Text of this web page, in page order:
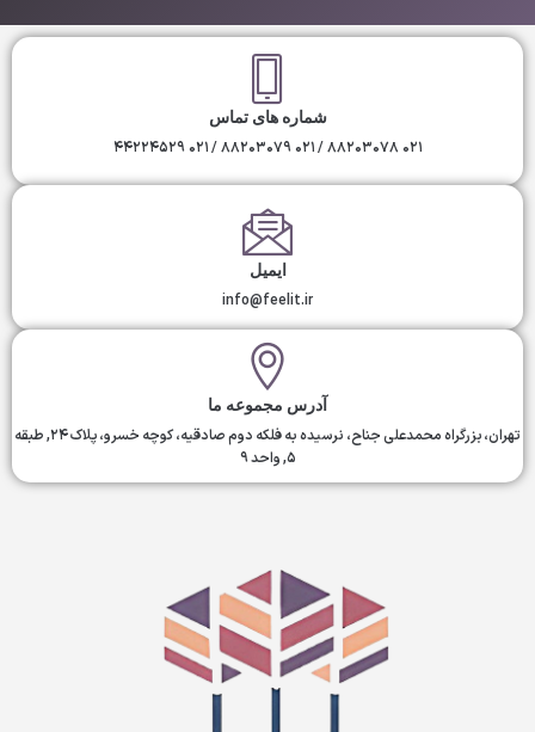
شماره های تماس
۰۲۱ ۸۸۲۰۳۰۷۸ / ۰۲۱ ۸۸۲۰۳۰۷۹ / ۰۲۱ ۴۴۲۲۴۵۲۹
ایمیل
info@feelit.ir
آدرس مجموعه ما
تهران، بزرگراه محمدعلی جناح، نرسیده به فلکه دوم صادقیه، کوچه خسرو، پلاک ۲۴, طبقه
۵, واحد ۹